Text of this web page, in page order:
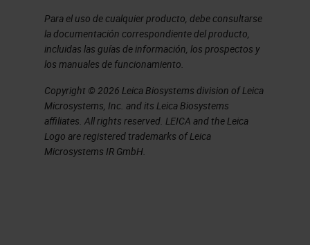
They all have specialist cancer
research focuses.
We are part of the University of
Cambridge, and the clinical school
specifically, so we attract some
good quality scientists within the
Para el uso de cualquier producto, debe consultarse
la documentación correspondiente del producto,
incluidas las guías de información, los prospectos y
los manuales de funcionamiento.
Copyright © 2026 Leica Biosystems division of Leica
Microsystems, Inc. and its Leica Biosystems
affiliates. All rights reserved. LEICA and the Leica
Logo are registered trademarks of Leica
Microsystems IR GmbH.